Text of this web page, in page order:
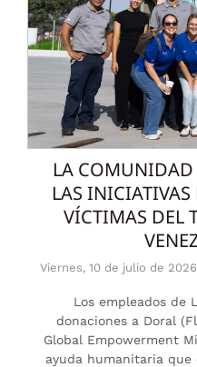
LA COMUNIDAD
LAS INICIATIVAS
VÍCTIMAS DEL
Viernes, 10 de julio de 2026
Los empleados de
donaciones a Doral
Global Empowerment
ayuda humanitaria que